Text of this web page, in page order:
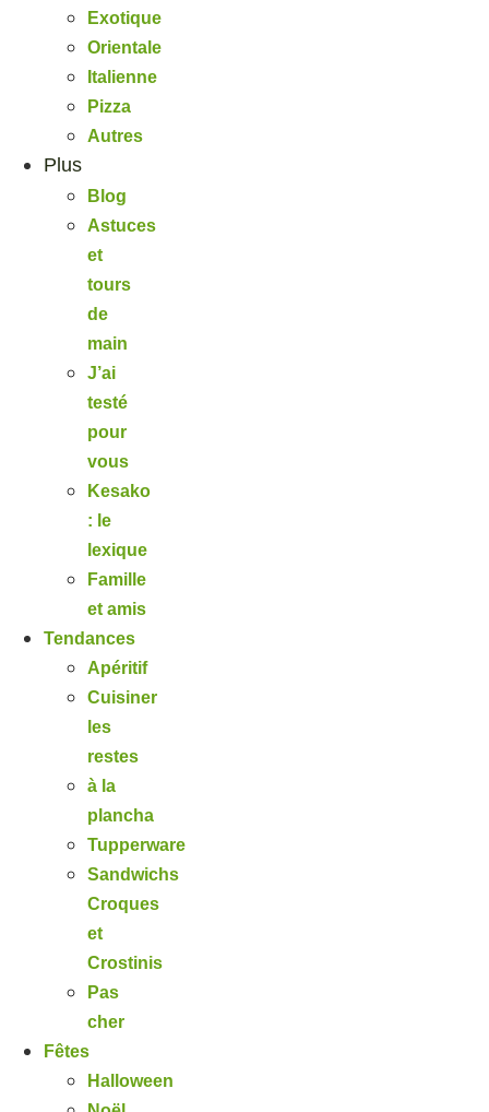
Exotique
Orientale
Italienne
Pizza
Autres
Plus
Blog
Astuces
et
tours
de
main
J’ai
testé
pour
vous
Kesako
: le
lexique
Famille
et amis
Tendances
Apéritif
Cuisiner
les
restes
à la
plancha
Tupperware
Sandwichs
Croques
et
Crostinis
Pas
cher
Fêtes
Halloween